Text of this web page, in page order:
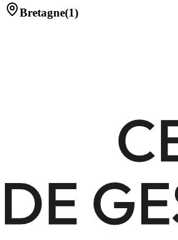
Bretagne(1)